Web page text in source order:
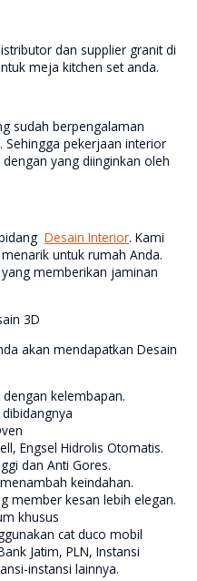
dan supplier granit di
meja kitchen set anda.
sudah berpengalaman
Sehingga pekerjaan interior
yang diinginkan oleh
Desain Interior. Kami
untuk rumah Anda.
memberikan jaminan
3D
akan mendapatkan Desain
kelembapan.
Engsel Hidrolis Otomatis.
dan Anti Gores.
keindahan.
member kesan lebih elegan.
khusus
cat duco mobil
Jatim, PLN, Instansi
instansi lainnya.